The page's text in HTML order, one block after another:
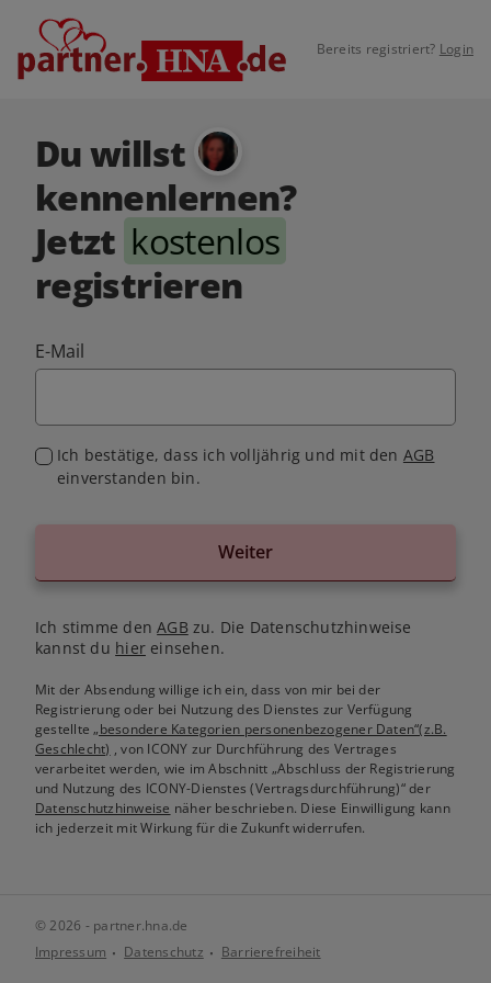
Bereits registriert? Login
Du willst
kennenlernen?
Jetzt kostenlos
registrieren
E-Mail
Ich bestätige, dass ich volljährig und mit den AGB
einverstanden bin.
Weiter
Ich stimme denAGB zu. Die Datenschutzhinweise
kannst du hiereinsehen.
Mit der Absendung willige ich ein, dass von mir bei der
Registrierung oder bei Nutzung des Dienstes zur Verfügung
gestellte„besondere Kategorien personenbezogener Daten“(z.B.
Geschlecht) , von ICONY zur Durchführung des Vertrages
verarbeitet werden, wie im Abschnitt „Abschluss der Registrierung
und Nutzung des ICONY-Dienstes (Vertragsdurchführung)“ der
Datenschutzhinweise näher beschrieben. Diese Einwilligung kann
ich jederzeit mit Wirkung für die Zukunft widerrufen.
© 2026 - partner.hna.de
Impressum
Datenschutz Barrierefreiheit